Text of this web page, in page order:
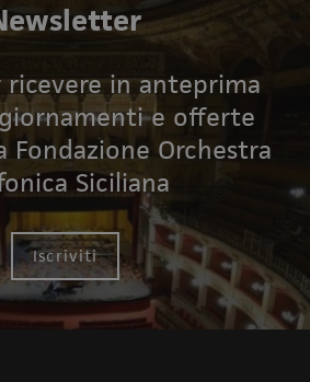
in anteprima
e offerte
Fondazione Orchestra
Siciliana
Iscriviti